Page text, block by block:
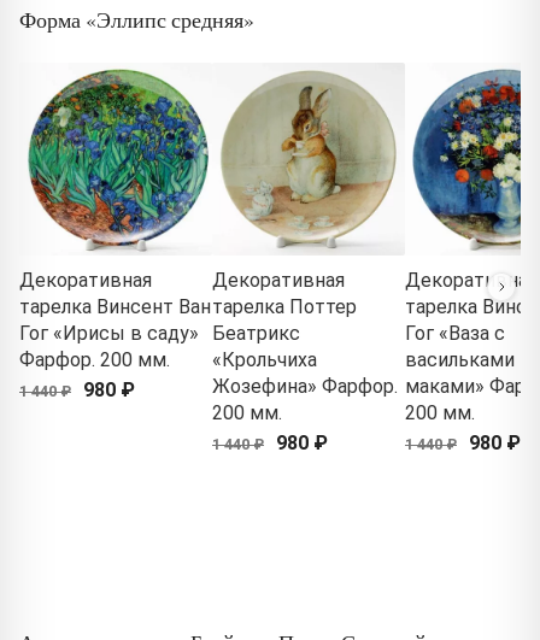
Форма «Эллипс средняя»
Декоративная
тарелка Винсент Ван
Гог «Ирисы в саду»
Фарфор. 200 мм.
1 440 ₽ 980 ₽
Декоративная
тарелка Поттер
Беатрикс
«Крольчиха
Жозефина» Фарфор.
200 мм.
1 440 ₽ 980 ₽
Декоративная
тарелка
Гог «Ваза с
васильками и
маками»
200 мм.
1 440 ₽ 980 ₽